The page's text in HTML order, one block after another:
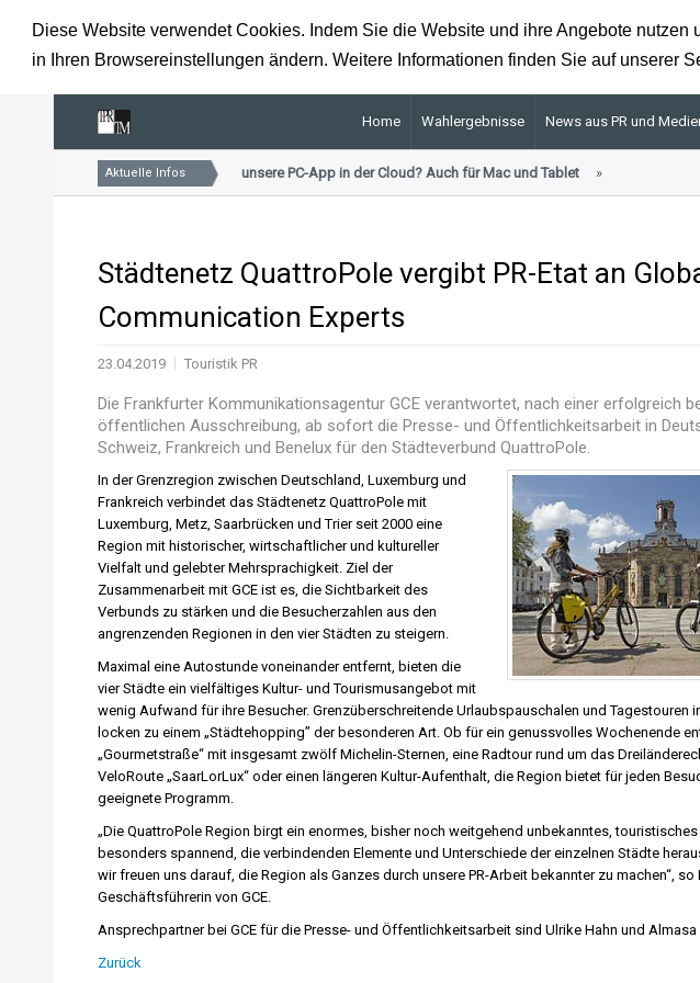
Diese Website verwendet Cookies. Indem Sie die Website und ihre Angebote
in Ihren Browsereinstellungen ändern. Weitere Informationen finden Sie auf unserer
Home Wahlergebnisse News aus PR und
Aktuelle Infos
Kennen Sie schon unsere PC-App in der Cloud? Auch für Mac und Tablet
Städtenetz QuattroPole vergibt PR-Etat an
Communication Experts
23.04.2019 Touristik PR
Die Frankfurter Kommunikationsagentur GCE verantwortet, nach einer erfolgreich
öffentlichen Ausschreibung, ab sofort die Presse- und Öffentlichkeitsarbeit in
Schweiz, Frankreich und Benelux für den Städteverbund QuattroPole.
In der Grenzregion zwischen Deutschland, Luxemburg und
Frankreich verbindet das Städtenetz QuattroPole mit
Luxemburg, Metz, Saarbrücken und Trier seit 2000 eine
Region mit historischer, wirtschaftlicher und kultureller
Vielfalt und gelebter Mehrsprachigkeit. Ziel der
Zusammenarbeit mit GCE ist es, die Sichtbarkeit des
Verbunds zu stärken und die Besucherzahlen aus den
angrenzenden Regionen in den vier Städten zu steigern.
Maximal eine Autostunde voneinander entfernt, bieten die
vier Städte ein vielfältiges Kultur- und Tourismusangebot mit
wenig Aufwand für ihre Besucher. Grenzüberschreitende Urlaubspauschalen und Tagestouren
locken zu einem „Städtehopping” der besonderen Art. Ob für ein genussvolles Wochenende
„Gourmetstraße“ mit insgesamt zwölf Michelin-Sternen, eine Radtour rund um das
VeloRoute „SaarLorLux“ oder einen längeren Kultur-Aufenthalt, die Region bietet für jeden
geeignete Programm.
„Die QuattroPole Region birgt ein enormes, bisher noch weitgehend unbekanntes,
besonders spannend, die verbindenden Elemente und Unterschiede der einzelnen Städte
wir freuen uns darauf, die Region als Ganzes durch unsere PR-Arbeit bekannter zu machen“, so
Geschäftsführerin von GCE.
Ansprechpartner bei GCE für die Presse- und Öffentlichkeitsarbeit sind Ulrike Hahn und
Zurück